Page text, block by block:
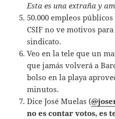
Esta es una extraña y
50.000 empleos
CSIF no ve motivos
sindicato.
Veo en la tele que un
que jamás volverá a
bolso en la playa
minutos.
Dice José Muelas (@
no es contar votos, es